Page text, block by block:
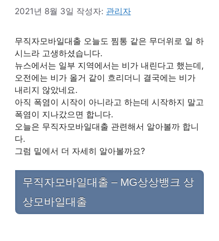
2021년 8월 3일 작성자: 관리자
무직자모바일대출 오늘도 찜통 같은 무더위로 일 하
시느라 고생하셨습니다.
뉴스에서는 일부 지역에서는 비가 내린다고 했는데,
오전에는 비가 올거 같이 흐리더니 결국에는 비가
내리지 않았네요.
아직 폭염이 시작이 아니라고 하는데 시작하지 말고
폭염이 지나갔으면 합니다.
오늘은 무직자모바일대출 관련해서 알아볼까 합니
다.
그럼 밑에서 더 자세히 알아볼까요?
무직자모바일대출 – MG상상뱅크 상
상모바일대출